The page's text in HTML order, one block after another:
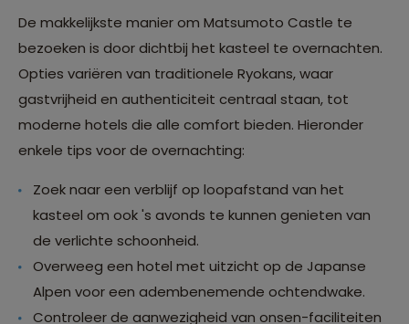
De makkelijkste manier om Matsumoto Castle te
bezoeken is door dichtbij het kasteel te overnachten.
Opties variëren van traditionele Ryokans, waar
gastvrijheid en authenticiteit centraal staan, tot
moderne hotels die alle comfort bieden. Hieronder
enkele tips voor de overnachting:
Zoek naar een verblijf op loopafstand van het
kasteel om ook 's avonds te kunnen genieten van
de verlichte schoonheid.
Overweeg een hotel met uitzicht op de Japanse
Alpen voor een adembenemende ochtendwake.
Controleer de aanwezigheid van onsen-faciliteiten